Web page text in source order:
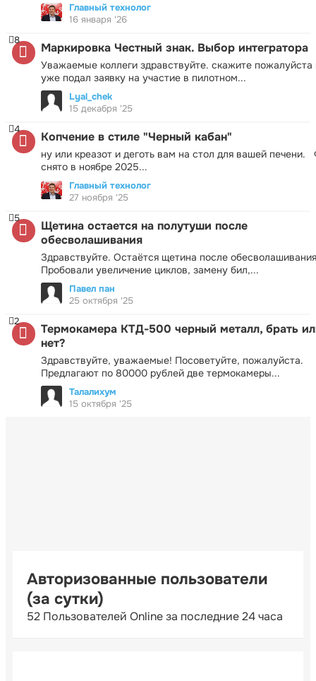
Главный технолог
16 января '26
Маркировка Честный знак. Выбор интегратора
Уважаемые коллеги здравствуйте. скажите пожалуйста
уже подал заявку на участие в пилотном...
8
Lyal_chek
15 декабря '25
Копчение в стиле "Черный кабан"
ну или креазот и деготь вам на стол для вашей печени.
снято в ноябре 2025...
4
Главный технолог
27 ноября '25
Щетина остается на полутуши после
обесволашивания
Здравствуйте. Остаётся щетина после
Пробовали увеличение циклов, замену бил,...
5
Павел пан
25 октября '25
Термокамера КТД-500 черный металл, брать
нет?
Здравствуйте, уважаемые! Посоветуйте, пожалуйста.
Предлагают по 80000 рублей две термокамеры...
2
Талалихум
15 октября '25
Авторизованные пользователи
(за сутки)
52 Пользователей Online за последние 24 часа